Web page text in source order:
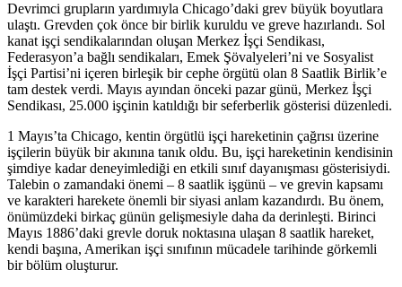
Devrimci grupların yardımıyla Chicago’daki grev büyük boyutlara
ulaştı. Grevden çok önce bir birlik kuruldu ve greve hazırlandı. Sol
kanat işçi sendikalarından oluşan Merkez İşçi Sendikası,
Federasyon’a bağlı sendikaları, Emek Şövalyeleri’ni ve Sosyalist
İşçi Partisi’ni içeren birleşik bir cephe örgütü olan 8 Saatlik Birlik’e
tam destek verdi. Mayıs ayından önceki pazar günü, Merkez İşçi
Sendikası, 25.000 işçinin katıldığı bir seferberlik gösterisi düzenledi.
1 Mayıs’ta Chicago, kentin örgütlü işçi hareketinin çağrısı üzerine
işçilerin büyük bir akınına tanık oldu. Bu, işçi hareketinin kendisinin
şimdiye kadar deneyimlediği en etkili sınıf dayanışması gösterisiydi.
Talebin o zamandaki önemi – 8 saatlik işgünü – ve grevin kapsamı
ve karakteri harekete önemli bir siyasi anlam kazandırdı. Bu önem,
önümüzdeki birkaç günün gelişmesiyle daha da derinleşti. Birinci
Mayıs 1886’daki grevle doruk noktasına ulaşan 8 saatlik hareket,
kendi başına, Amerikan işçi sınıfının mücadele tarihinde görkemli
bir bölüm oluşturur.